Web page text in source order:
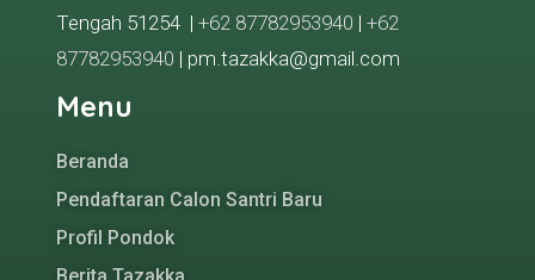
Tengah 51254 | +62 87782953940 | +62
87782953940 | pm.tazakka@gmail.com
Menu
Beranda
Pendaftaran Calon Santri Baru
Profil Pondok